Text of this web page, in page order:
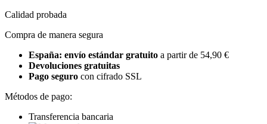
Calidad probada
Compra de manera segura
España: envío estándar gratuito a partir de 54,90 €
Devoluciones gratuitas
Pago seguro con cifrado SSL
Métodos de pago:
Transferencia bancaria